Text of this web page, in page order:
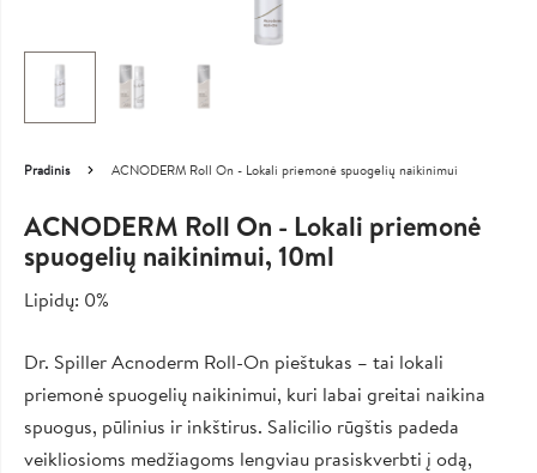
Pradinis ACNODERM Roll On - Lokali priemonė spuogelių naikinimui
ACNODERM Roll On - Lokali priemonė
spuogelių naikinimui, 10ml
Lipidų: 0%
Dr. Spiller Acnoderm Roll-On pieštukas – tai lokali
priemonė spuogelių naikinimui, kuri labai greitai naikina
spuogus, pūlinius ir inkštirus. Salicilio rūgštis padeda
veikliosioms medžiagoms lengviau prasiskverbti į odą,